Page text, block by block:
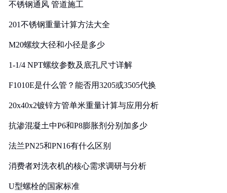
不锈钢通风 管道施工
201不锈钢重量计算方法大全
M20螺纹大径和小径是多少
1-1/4 NPT螺纹参数及底孔尺寸详解
F1010E是什么管？能否用3205或3505代换
20x40x2镀锌方管单米重量计算与应用分析
抗渗混凝土中P6和P8膨胀剂分别加多少
法兰PN25和PN16有什么区别
消费者对洗衣机的核心需求调研与分析
U型螺栓的国家标准